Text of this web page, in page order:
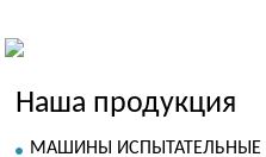
Наша продукция
МАШИНЫ ИСПЫТАТЕЛЬНЫЕ